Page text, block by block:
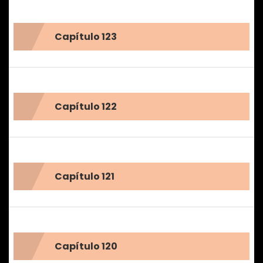
empiecen a matar humanos de nuevo...
Capítulo 123
Capítulo 122
Capítulo 121
Capítulo 120